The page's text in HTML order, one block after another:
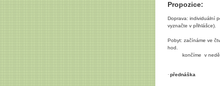
Propozice:
Doprava: individuální
vyznačte v přihlášce).
Pobyt: začínáme ve
hod.
končíme
v
·přednáška